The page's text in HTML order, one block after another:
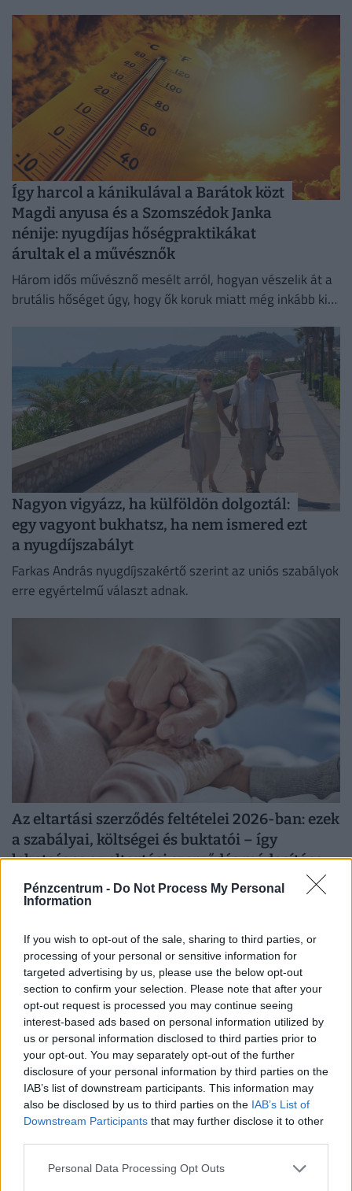
Pénzcentrum - Do Not Process My Personal
Information
If you wish to opt-out of the sale, sharing to third parties, or
processing of your personal or sensitive information for
targeted advertising by us, please use the below opt-out
section to confirm your selection. Please note that after your
opt-out request is processed you may continue seeing
interest-based ads based on personal information utilized by
us or personal information disclosed to third parties prior to
your opt-out. You may separately opt-out of the further
disclosure of your personal information by third parties on the
IAB’s list of downstream participants. This information may
also be disclosed by us to third parties on the IAB’s List of
Downstream Participants that may further disclose it to other
Personal Data Processing Opt Outs
Így harcol a kánikulával a Barátok közt
Magdi anyusa és a Szomszédok Janka
nénije: nyugdíjas hőségpraktikákat
árultak el a művésznők
Három idős művésznő mesélt arról, hogyan vészelik át a
brutális hőséget úgy, hogy ők koruk miatt még inkább ki
Nagyon vigyázz, ha külföldön dolgoztál:
egy vagyont bukhatsz, ha nem ismered ezt
a nyugdíjszabályt
Farkas András nyugdíjszakértő szerint az uniós szabályok
erre egyértelmű választ adnak.
Az eltartási szerződés feltételei 2026-ban: ezek
a szabályai, költségei és buktatói – így
lehetséges az eltartási szerződés módosítása,
felbontása
Mit jelent az eltartási szerződés, mik a szabályai, a
Összefoglaltuk, amit tudni érdemes!
nem a végrendelet az egyetlen megoldás